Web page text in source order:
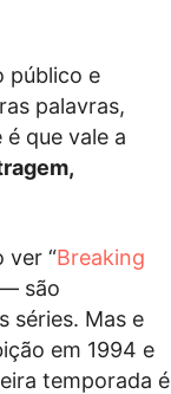
público e
palavras,
que vale a
ver “Breaking
são
séries. Mas e
em 1994 e
temporada é